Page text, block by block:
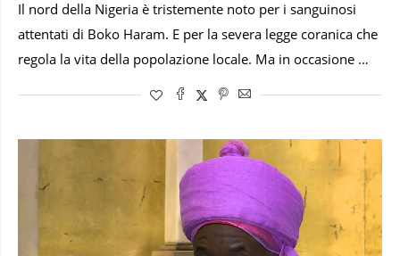
Il nord della Nigeria è tristemente noto per i sanguinosi
attentati di Boko Haram. E per la severa legge coranica che
regola la vita della popolazione locale. Ma in occasione …